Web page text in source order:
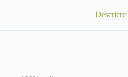
Descriere